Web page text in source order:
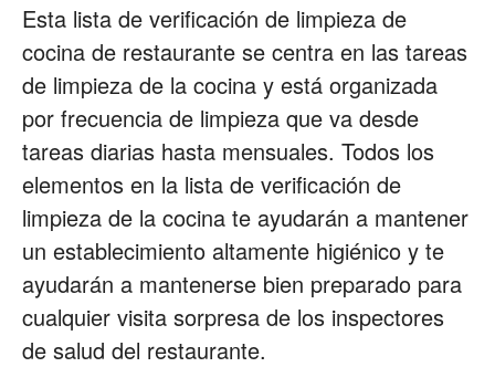
Esta lista de verificación de limpieza de
cocina de restaurante se centra en las tareas
de limpieza de la cocina y está organizada
por frecuencia de limpieza que va desde
tareas diarias hasta mensuales. Todos los
elementos en la lista de verificación de
limpieza de la cocina te ayudarán a mantener
un establecimiento altamente higiénico y te
ayudarán a mantenerse bien preparado para
cualquier visita sorpresa de los inspectores
de salud del restaurante.